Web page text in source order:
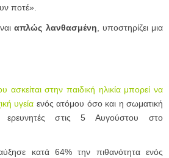
ποτέ».
απλώς λανθασμένη, υποστηρίζει μια
ασκείται στην παιδική ηλικία μπορεί να
υγεία ενός ατόμου όσο και η σωματική
ερευνητές στις 5 Αυγούστου στο
κατά 64% την πιθανότητα ενός